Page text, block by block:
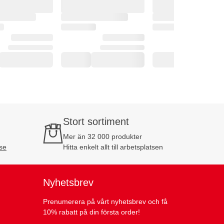
Stort sortiment
Mer än 32 000 produkter
Hitta enkelt allt till arbetsplatsen
Nyhetsbrev
Prenumerera på vårt nyhetsbrev och få
10% rabatt på din första order!